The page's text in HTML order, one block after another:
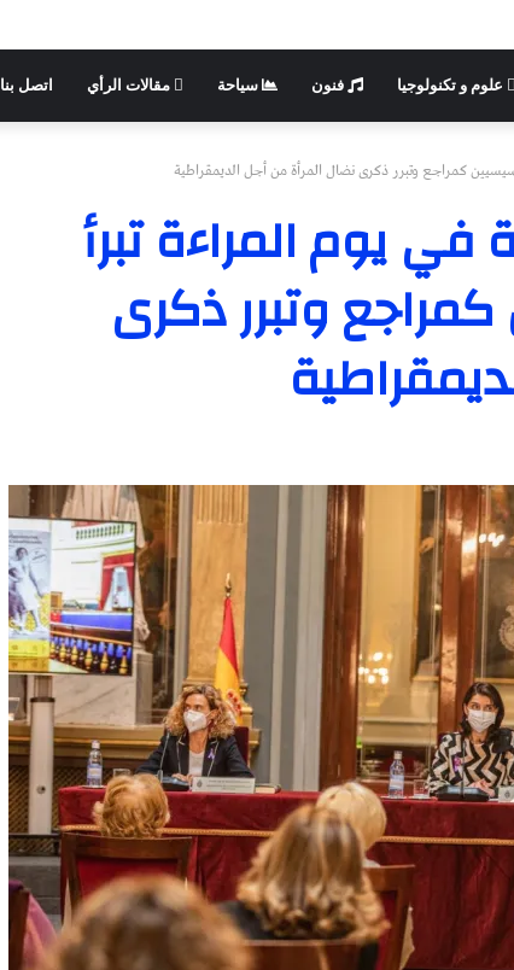
علوم و تكنولوجيا فنون سياحة مقالات الرأي اتصل بنا
كمراجع وتبرر ذكرى نضال المرأة من أجل الديمقراطية
في يوم المراءة تبرأ
كمراجع وتبرر ذكرى